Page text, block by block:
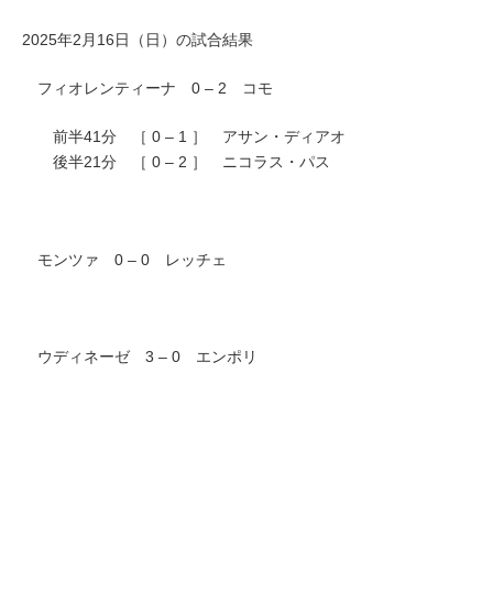
2025年2月16日（日）の試合結果
フィオレンティーナ 0 – 2 コモ
前半41分 ［ 0 – 1 ］ アサン・ディアオ
後半21分 ［ 0 – 2 ］ ニコラス・パス
モンツァ 0 – 0 レッチェ
ウディネーゼ 3 – 0 エンポリ